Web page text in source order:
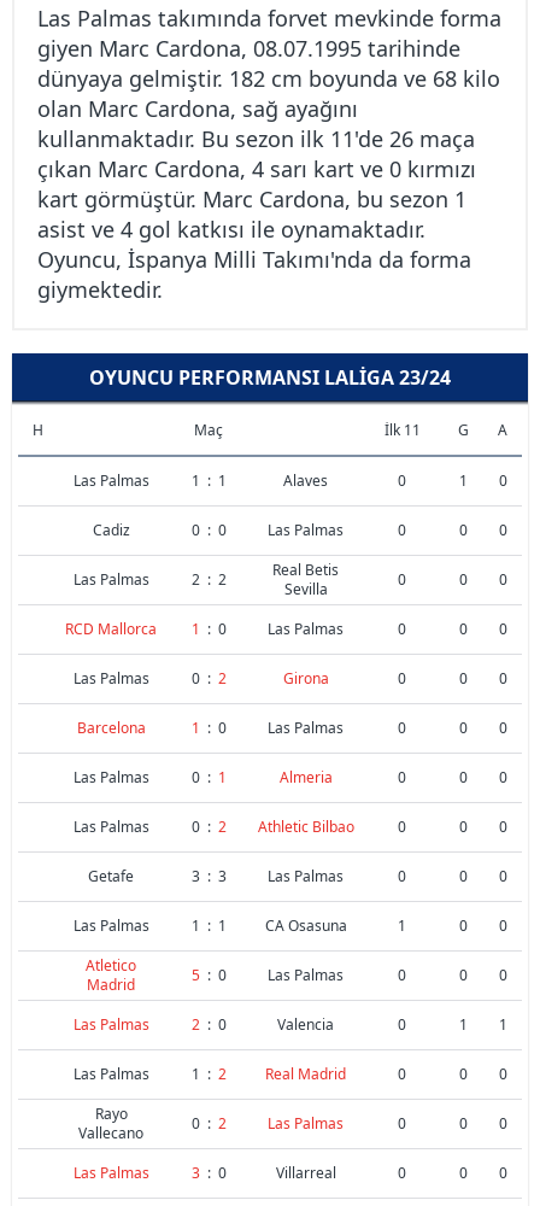
Las Palmas takımında forvet mevkinde forma
giyen Marc Cardona, 08.07.1995 tarihinde
dünyaya gelmiştir. 182 cm boyunda ve 68 kilo
olan Marc Cardona, sağ ayağını
kullanmaktadır. Bu sezon ilk 11'de 26 maça
çıkan Marc Cardona, 4 sarı kart ve 0 kırmızı
kart görmüştür. Marc Cardona, bu sezon 1
asist ve 4 gol katkısı ile oynamaktadır.
Oyuncu, İspanya Milli Takımı'nda da forma
giymektedir.
OYUNCU PERFORMANSI LALIGA 23/24
H Maç İlk 11 G A
Las Palmas 1 : 1 Alaves 0 1 0
Cadiz 0 : 0 Las Palmas 0 0 0
Las Palmas 2 : 2
Real Betis
Sevilla
0 0 0
RCD Mallorca 1 : 0 Las Palmas 0 0 0
Las Palmas 0 : 2 Girona 0 0 0
Barcelona 1 : 0 Las Palmas 0 0 0
Las Palmas 0 : 1 Almeria 0 0 0
Las Palmas 0 : 2 Athletic Bilbao 0 0 0
Getafe 3 : 3 Las Palmas 0 0 0
Las Palmas 1 : 1 CA Osasuna 1 0
0
Atletico
Madrid
5 : 0 Las Palmas 0 0 0
Las Palmas 2 : 0 Valencia 0 1 1
Las Palmas 1 : 2 Real Madrid 0 0
0
Rayo
Vallecano
0 : 2 Las Palmas 0 0 0
Las Palmas 3 : 0 Villarreal 0 0 0